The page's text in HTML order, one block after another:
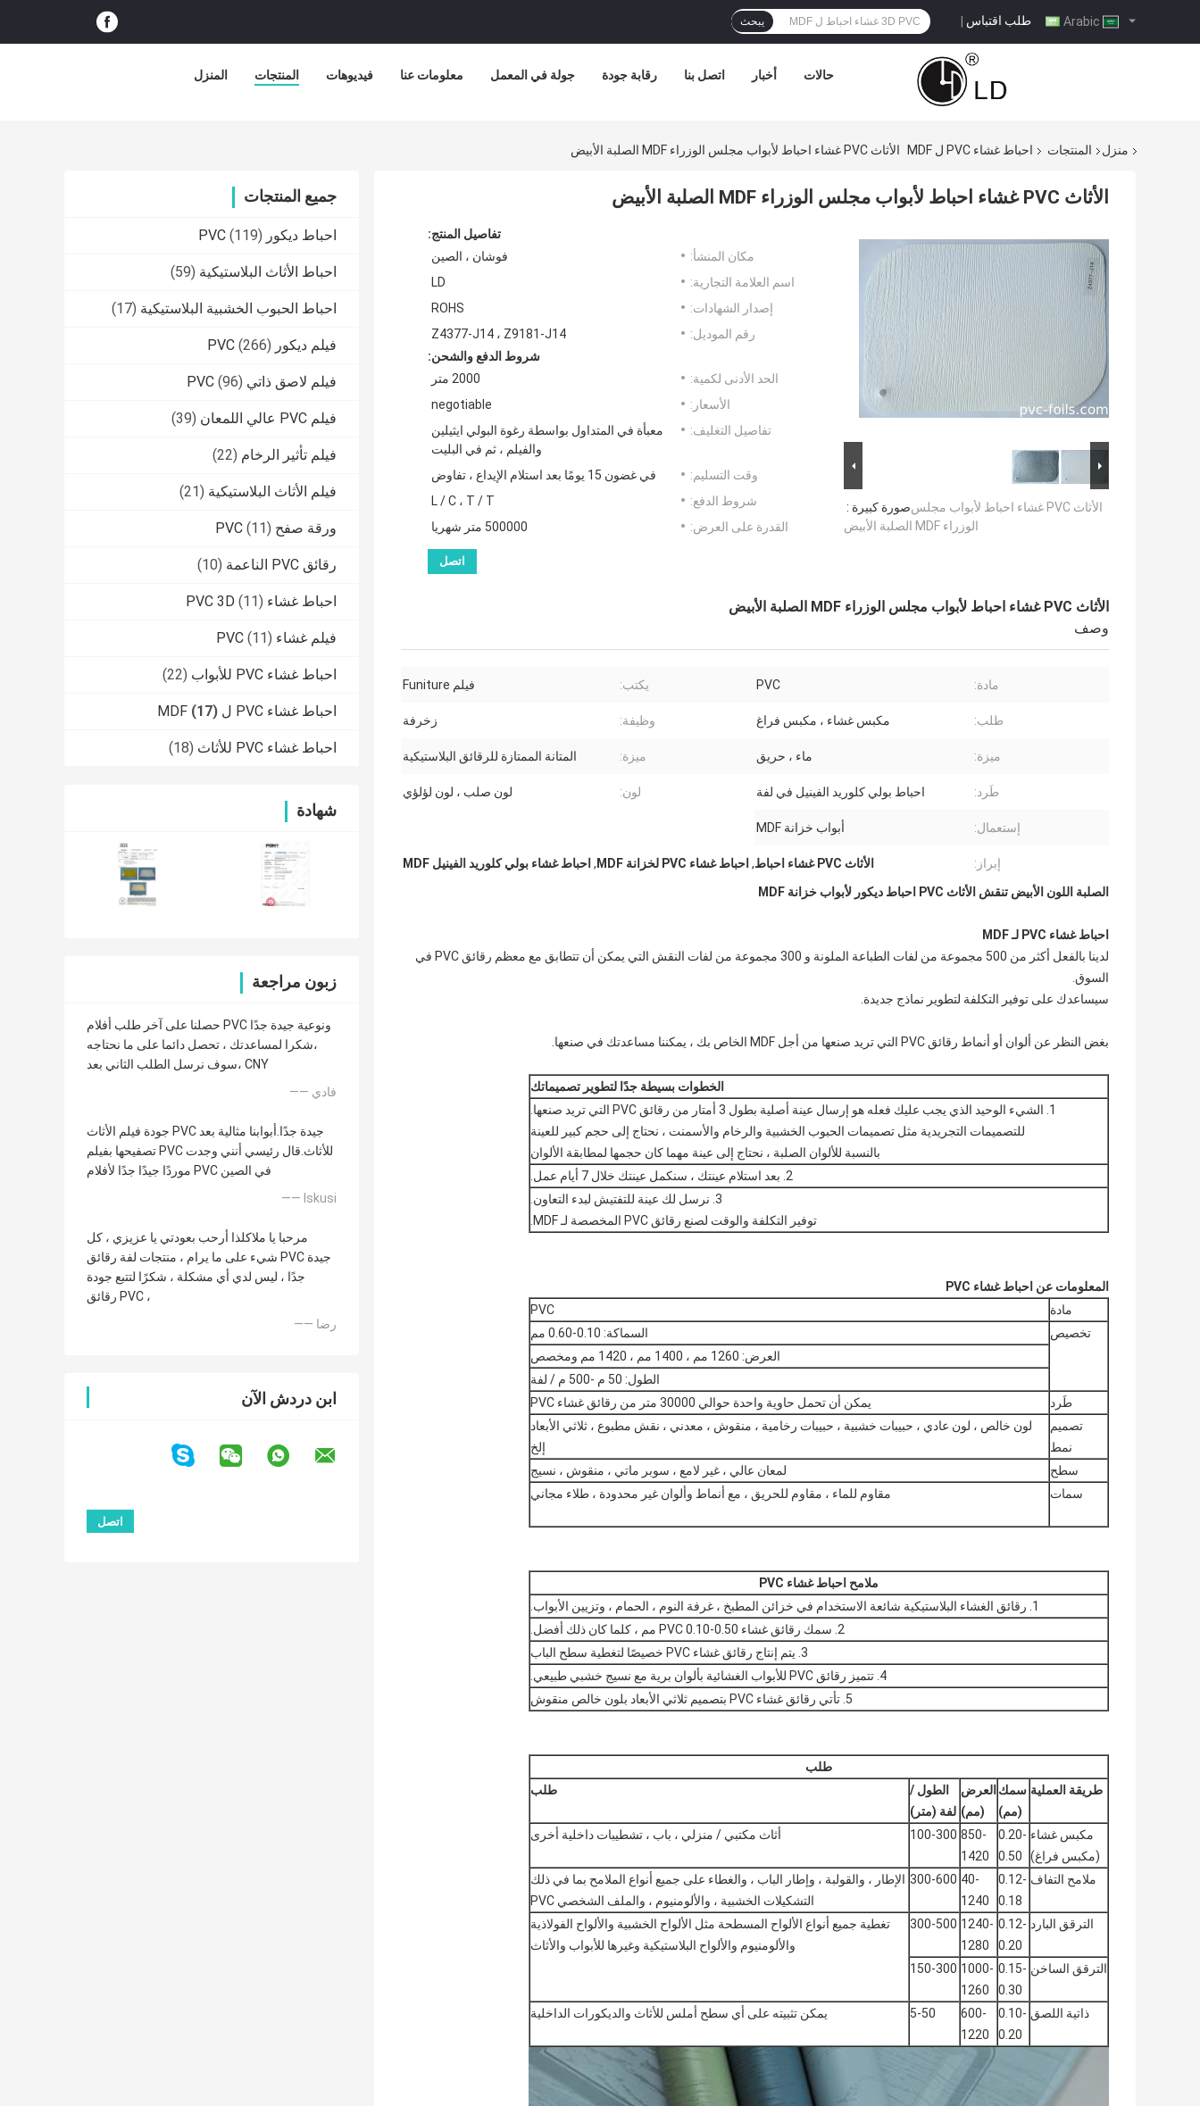
طلب اقتباس | يبحث
المنزل المنتجات فيديوهات معلومات عنا جولة في المعمل رقابة جودة اتصل بنا أخبار حالات
منزل المنتجات احباط غشاء PVC ل MDF الأثاث PVC غشاء احباط لأبواب مجلس الوزراء MDF الصلبة الأبيض
جميع المنتجات
احباط ديكور PVC (119)
احباط الأثاث البلاستيكية (59)
احباط الحبوب الخشبية البلاستيكية (17)
فيلم ديكور PVC (266)
فيلم لاصق ذاتي PVC (96)
فيلم PVC عالي اللمعان (39)
فيلم تأثير الرخام (22)
فيلم الأثاث البلاستيكية (21)
ورقة صفح PVC (11)
رقائق PVC الناعمة (10)
احباط غشاء PVC 3D (11)
فيلم غشاء PVC (11)
احباط غشاء PVC للأبواب (22)
احباط غشاء PVC ل MDF (17)
احباط غشاء PVC للأثاث (18)
شهادة
زبون مراجعة
حصلنا على آخر طلب أفلام PVC ونوعية جيدة جدًا
،شكرا لمساعدتك ، تحصل دائما على ما نحتاجه
،سوف نرسل الطلب الثاني بعد CNY
—— فادي
جودة فيلم الأثاث PVC جيدة جدًا.أبوابنا مثالية بعد
تصفيحها بفيلم PVC للأثاث.قال رئيسي أنني وجدت
موردًا جيدًا جدًا لأفلام PVC في الصين
—— Iskusi
مرحبا يا ملاكلذا أرحب بعودتي يا عزيزي ، كل
شيء على ما يرام ، منتجات لفة رقائق PVC جيدة
جدًا ، ليس لدي أي مشكلة ، شكرًا لتتبع جودة
رقائق PVC ،
—— رضا
ابن دردش الآن
الأثاث PVC غشاء احباط لأبواب مجلس الوزراء MDF الصلبة الأبيض
صورة كبيرة :الأثاث PVC غشاء احباط لأبواب مجلس
الوزراء MDF الصلبة الأبيض
تفاصيل المنتج:
مكان المنشأ:
فوشان ، الصين
اسم العلامة التجارية:
LD
إصدار الشهادات:
ROHS
رقم الموديل:
Z4377-J14 ، Z9181-J14
شروط الدفع والشحن:
الحد الأدنى لكمية:
2000 متر
الأسعار:
negotiable
تفاصيل التغليف:
معبأة في المتداول بواسطة رغوة البولي ايثيلين
والفيلم ، ثم في البليت
وقت التسليم:
في غضون 15 يومًا بعد استلام الإيداع ، تفاوض
شروط الدفع:
L / C ، T / T
القدرة على العرض:
500000 متر شهريا
اتصل
الأثاث PVC غشاء احباط لأبواب مجلس الوزراء MDF الصلبة الأبيض
وصف
مادة: PVC يكتب: فيلم Funiture
طلب: مكبس غشاء ، مكبس فراغ وظيفة: زخرفة
ميزة: ماء ، حريق ميزة: المتانة الممتازة للرقائق البلاستيكية
طَرد: احباط بولي كلوريد الفينيل في لفة لون: لون صلب ، لون لؤلؤي
إستعمال: أبواب خزانة MDF
إبراز: الأثاث PVC غشاء احباط , احباط غشاء PVC لخزانة MDF , احباط غشاء بولي كلوريد الفينيل MDF
الصلبة اللون الأبيض تنقش الأثاث PVC احباط ديكور لأبواب خزانة MDF
احباط غشاء PVC لـ MDF
لدينا بالفعل أكثر من 500 مجموعة من لفات الطباعة الملونة و 300 مجموعة من لفات النقش التي يمكن أن تتطابق مع معظم رقائق PVC في
السوق.
سيساعدك على توفير التكلفة لتطوير نماذج جديدة.
بغض النظر عن ألوان أو أنماط رقائق PVC التي تريد صنعها من أجل MDF الخاص بك ، يمكننا مساعدتك في صنعها.
الخطوات بسيطة جدًا لتطوير تصميماتك
1. الشيء الوحيد الذي يجب عليك فعله هو إرسال عينة أصلية بطول 3 أمتار من رقائق PVC التي تريد صنعها.
للتصميمات التجريدية مثل تصميمات الحبوب الخشبية والرخام والأسمنت ، نحتاج إلى حجم كبير للعينة
بالنسبة للألوان الصلبة ، نحتاج إلى عينة مهما كان حجمها لمطابقة الألوان
2. بعد استلام عينتك ، سنكمل عينتك خلال 7 أيام عمل.
3. نرسل لك عينة للتفتيش لبدء التعاون.
توفير التكلفة والوقت لصنع رقائق PVC المخصصة لـ MDF.
المعلومات عن احباط غشاء PVC
مادة
PVC
تخصيص
السماكة: 0.10-0.60 مم
العرض: 1260 مم ، 1400 مم ، 1420 مم ومخصص
الطول: 50 م -500 م / لفة
طَرد
يمكن أن تحمل حاوية واحدة حوالي 30000 متر من رقائق غشاء PVC
تصميم
نمط
لون خالص ، لون عادي ، حبيبات خشبية ، حبيبات رخامية ، منقوش ، معدني ، نقش مطبوع ، ثلاثي الأبعاد
إلخ
سطح
لمعان عالي ، غير لامع ، سوبر ماتي ، منقوش ، نسيج
سمات
مقاوم للماء ، مقاوم للحريق ، مع أنماط وألوان غير محدودة ، طلاء مجاني
ملامح احباط غشاء PVC
1. رقائق الغشاء البلاستيكية شائعة الاستخدام في خزائن المطبخ ، غرفة النوم ، الحمام ، وتزيين الأبواب.
2. سمك رقائق غشاء PVC 0.10-0.50 مم ، كلما كان ذلك أفضل.
3. يتم إنتاج رقائق غشاء PVC خصيصًا لتغطية سطح الباب
4. تتميز رقائق PVC للأبواب الغشائية بألوان برية مع نسيج خشبي طبيعي.
5. تأتي رقائق غشاء PVC بتصميم ثلاثي الأبعاد بلون خالص منقوش
طلب
طريقة العملية سمك
(مم)
العرض
(مم)
الطول /
لفة (متر)
طلب
مكبس غشاء
(مكبس فراغ)
0.20-
0.50
850-
1420
100-300 أثاث مكتبي / منزلي ، باب ، تشطيبات داخلية أخرى
ملامح التفاف 0.12-
0.18
40-
1240
300-600 الإطار ، والقولبة ، وإطار الباب ، والغطاء على جميع أنواع الملامح بما في ذلك
التشكيلات الخشبية ، والألومنيوم ، والملف الشخصي PVC
الترقق البارد 0.12-
0.20
1240-
1280
300-500
تغطية جميع أنواع الألواح المسطحة مثل الألواح الخشبية والألواح الفولاذية
والألومنيوم والألواح البلاستيكية وغيرها للأبواب والأثاث
الترقق الساخن 0.15-
0.30
1000-
1260
150-300
ذاتية اللصق 0.10-
0.20
600-
1220
5-50 يمكن تثبيته على أي سطح أملس للأثاث والديكورات الداخلية